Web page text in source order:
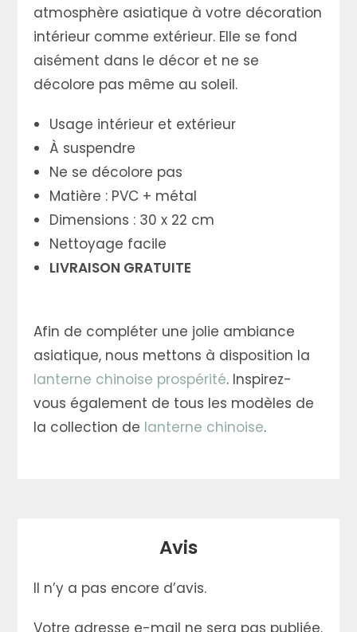
atmosphère asiatique à votre décoration
intérieur comme extérieur. Elle se fond
aisément dans le décor et ne se
décolore pas même au soleil.
Usage intérieur et extérieur
À suspendre
Ne se décolore pas
Matière : PVC + métal
Dimensions : 30 x 22 cm
Nettoyage facile
LIVRAISON GRATUITE
Afin de compléter une jolie ambiance
asiatique, nous mettons à disposition la
lanterne chinoise prospérité. Inspirez-
vous également de tous les modèles de
la collection de lanterne chinoise.
Avis
Il n’y a pas encore d’avis.
Votre adresse e-mail ne sera pas publiée.